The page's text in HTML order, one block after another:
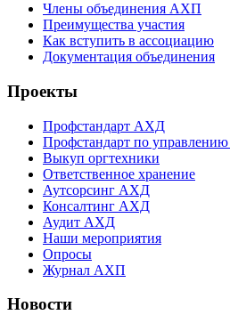
Члены объединения АХП
Преимущества участия
Как вступить в ассоциацию
Документация объединения
Проекты
Профстандарт АХД
Профстандарт по
Выкуп оргтехники
Ответственное хранение
Аутсорсинг АХД
Консалтинг АХД
Аудит АХД
Наши мероприятия
Опросы
Журнал АХП
Новости